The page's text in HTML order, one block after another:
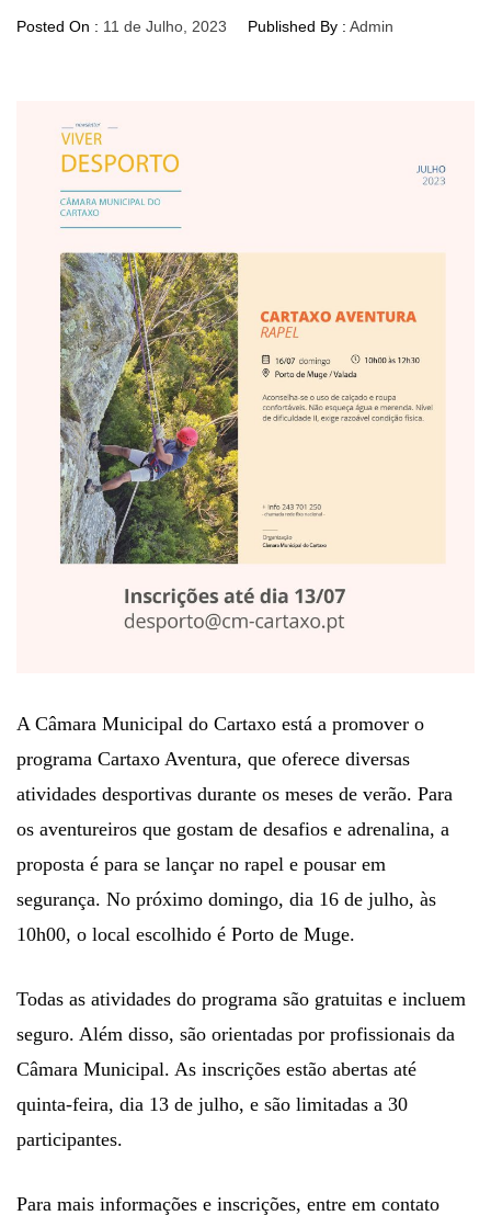
Posted On : 11 de Julho, 2023 Published By : Admin
A Câmara Municipal do Cartaxo está a promover o
programa Cartaxo Aventura, que oferece diversas
atividades desportivas durante os meses de verão. Para
os aventureiros que gostam de desafios e adrenalina, a
proposta é para se lançar no rapel e pousar em
segurança. No próximo domingo, dia 16 de julho, às
10h00, o local escolhido é Porto de Muge.
Todas as atividades do programa são gratuitas e incluem
seguro. Além disso, são orientadas por profissionais da
Câmara Municipal. As inscrições estão abertas até
quinta-feira, dia 13 de julho, e são limitadas a 30
participantes.
Para mais informações e inscrições, entre em contato